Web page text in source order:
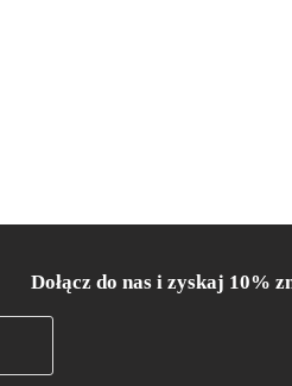
Dołącz do nas i zyskaj 10%